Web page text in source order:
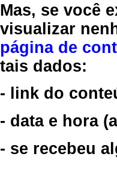
Mas, se você
visualizar
página de
tais dados:
- link do
- data e hora
- se recebeu